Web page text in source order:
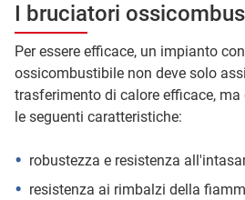
I bruciatori
Per essere efficace, un impianto
ossicombustibile non deve solo
trasferimento di calore efficace, ma
le seguenti caratteristiche:
robustezza e resistenza
resistenza ai rimbalzi della